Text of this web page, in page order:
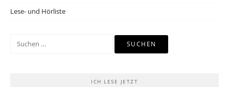
Lese- und Hörliste
Suchen
ICH LESE JETZT